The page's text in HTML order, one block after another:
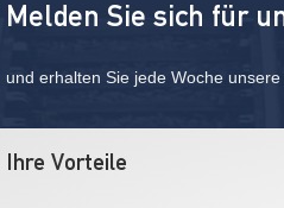
Melden Sie sich für
und erhalten Sie jede Woche
Ihre Vorteile